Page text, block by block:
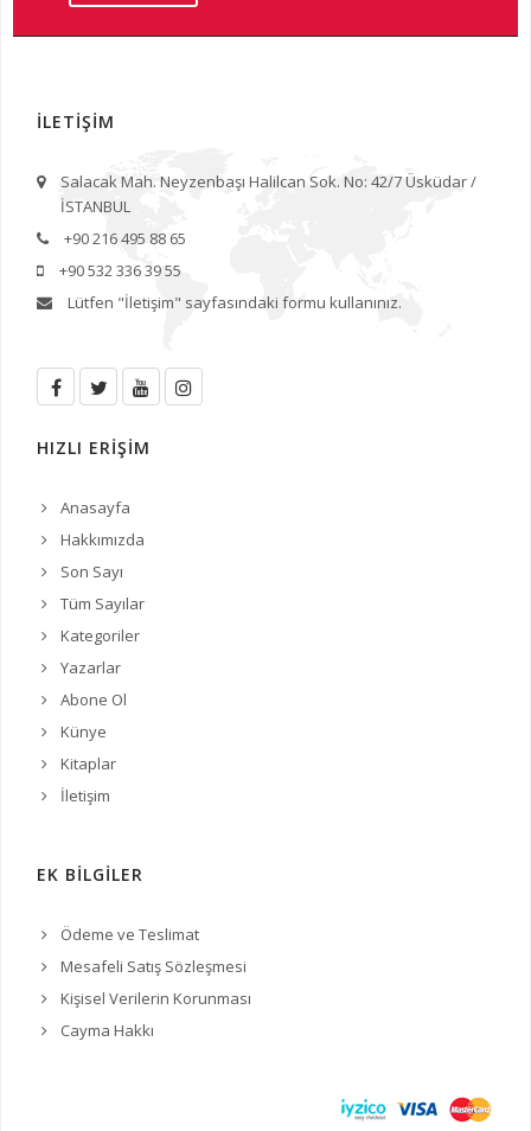
İLETİŞİM
Salacak Mah. Neyzenbaşı Halilcan Sok. No: 42/7 Üsküdar /
İSTANBUL
+90 216 495 88 65
+90 532 336 39 55
Lütfen "İletişim" sayfasındaki formu kullanınız.
HIZLI ERİŞİM
Anasayfa
Hakkımızda
Son Sayı
Tüm Sayılar
Kategoriler
Yazarlar
Abone Ol
Künye
Kitaplar
İletişim
EK BİLGİLER
Ödeme ve Teslimat
Mesafeli Satış Sözleşmesi
Kişisel Verilerin Korunması
Cayma Hakkı